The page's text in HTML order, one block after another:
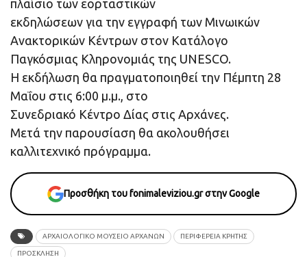
πλαίσιο των εορταστικών
εκδηλώσεων για την εγγραφή των Μινωικών
Ανακτορικών Κέντρων στον Κατάλογο
Παγκόσμιας Κληρονομιάς της UNESCO.
Η εκδήλωση θα πραγματοποιηθεί την Πέμπτη 28
Μαΐου στις 6:00 μ.μ., στο
Συνεδριακό Κέντρο Δίας στις Αρχάνες.
Μετά την παρουσίαση θα ακολουθήσει
καλλιτεχνικό πρόγραμμα.
Προσθήκη του fonimaleviziou.gr στην Google
ΑΡΧΑΙΟΛΟΓΙΚΟ ΜΟΥΣΕΙΟ ΑΡΧΑΝΩΝ ΠΕΡΙΦΕΡΕΙΑ ΚΡΗΤΗΣ
ΠΡΟΣΚΛΗΣΗ